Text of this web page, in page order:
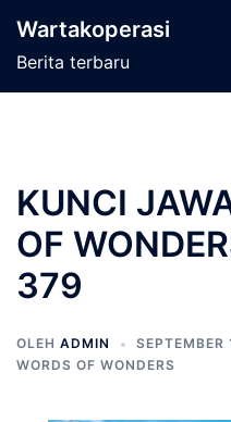
Wartakoperasi
Berita terbaru
KUNCI
OF
379
OLEH ADMIN
WORDS OF WONDERS